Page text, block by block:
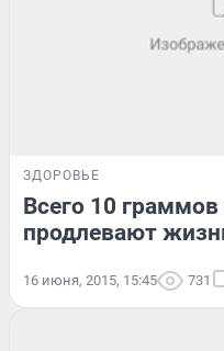
ЗДОРОВЬЕ
Всего 10
продлевают
16 июня, 2015, 15:45 731